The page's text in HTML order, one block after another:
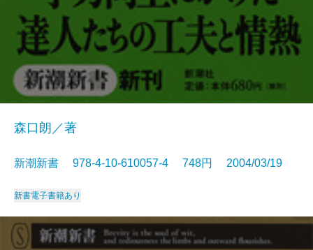
森口朗／著
新潮新書 978-4-10-610057-4 748円 2004/03/19
新書電子書籍あり